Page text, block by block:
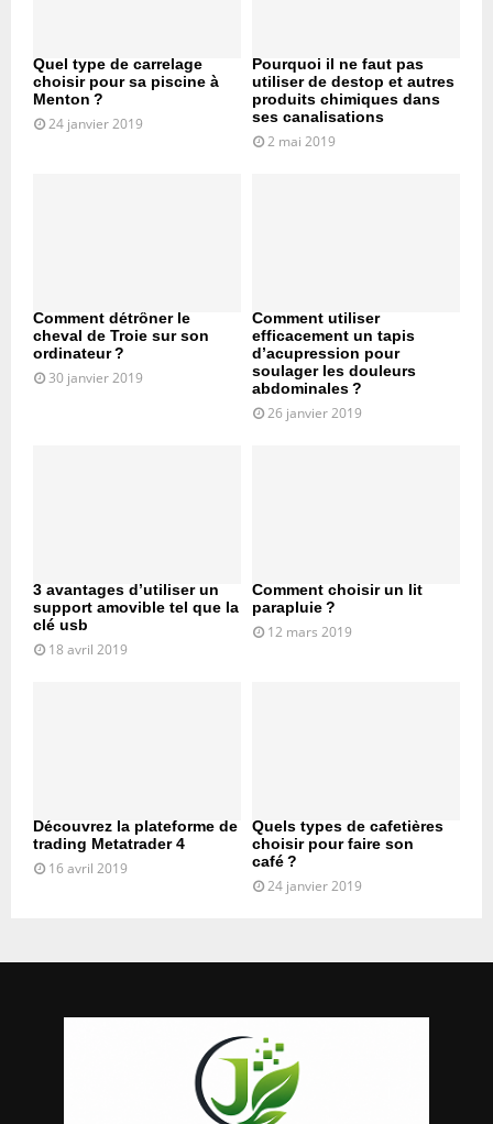
Quel type de carrelage
choisir pour sa piscine à
Menton ?
24 janvier 2019
Pourquoi il ne faut pas
utiliser de destop et autres
produits chimiques dans
ses canalisations
2 mai 2019
Comment détrôner le
cheval de Troie sur son
ordinateur ?
30 janvier 2019
Comment utiliser
efficacement un tapis
d’acupression pour
soulager les douleurs
abdominales ?
26 janvier 2019
3 avantages d’utiliser un
support amovible tel que la
clé usb
18 avril 2019
Comment choisir un lit
parapluie ?
12 mars 2019
Découvrez la plateforme de
trading Metatrader 4
16 avril 2019
Quels types de cafetières
choisir pour faire son
café ?
24 janvier 2019